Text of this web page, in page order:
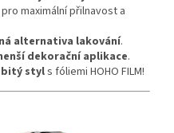
pro maximální přilnavost a
alternativa lakování.
dekorační aplikace.
styls fóliemi HOHO FILM!